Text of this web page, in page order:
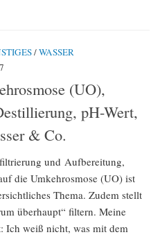
/WASSER
(UO),
pH-Wert,
& Co.
und Aufbereitung,
die Umkehrosmose (UO) ist
Thema. Zudem stellt
überhaupt“ filtern. Meine
Ich weiß nicht, was mit dem